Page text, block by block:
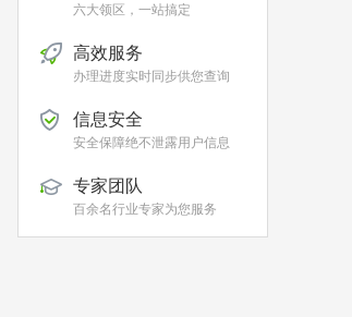
六大领区，一站搞定
高效服务
办理进度实时同步供您查询
信息安全
安全保障绝不泄露用户信息
专家团队
百余名行业专家为您服务